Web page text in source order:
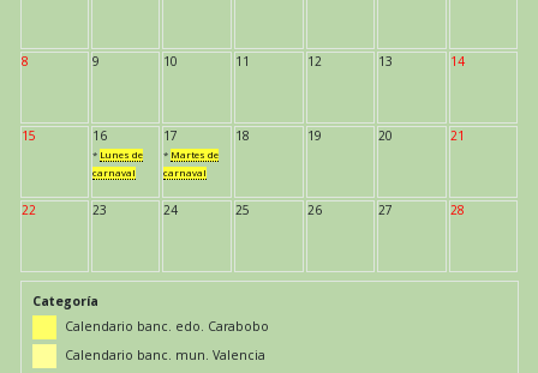
8 9 10 11 12 13 14
15 16
* Lunes de
carnaval
17
* Martes de
carnaval
18 19 20 21
22 23 24 25 26 27 28
Categoría
Calendario banc. edo. Carabobo
Calendario banc. mun. Valencia